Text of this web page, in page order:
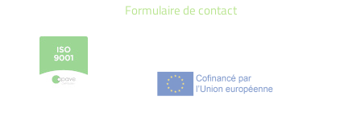
Formulaire de contact